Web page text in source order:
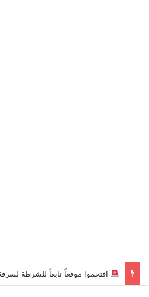
اقتحموا موقعاً تابعاً للشرطة لسرقة السجائر المصادرة…